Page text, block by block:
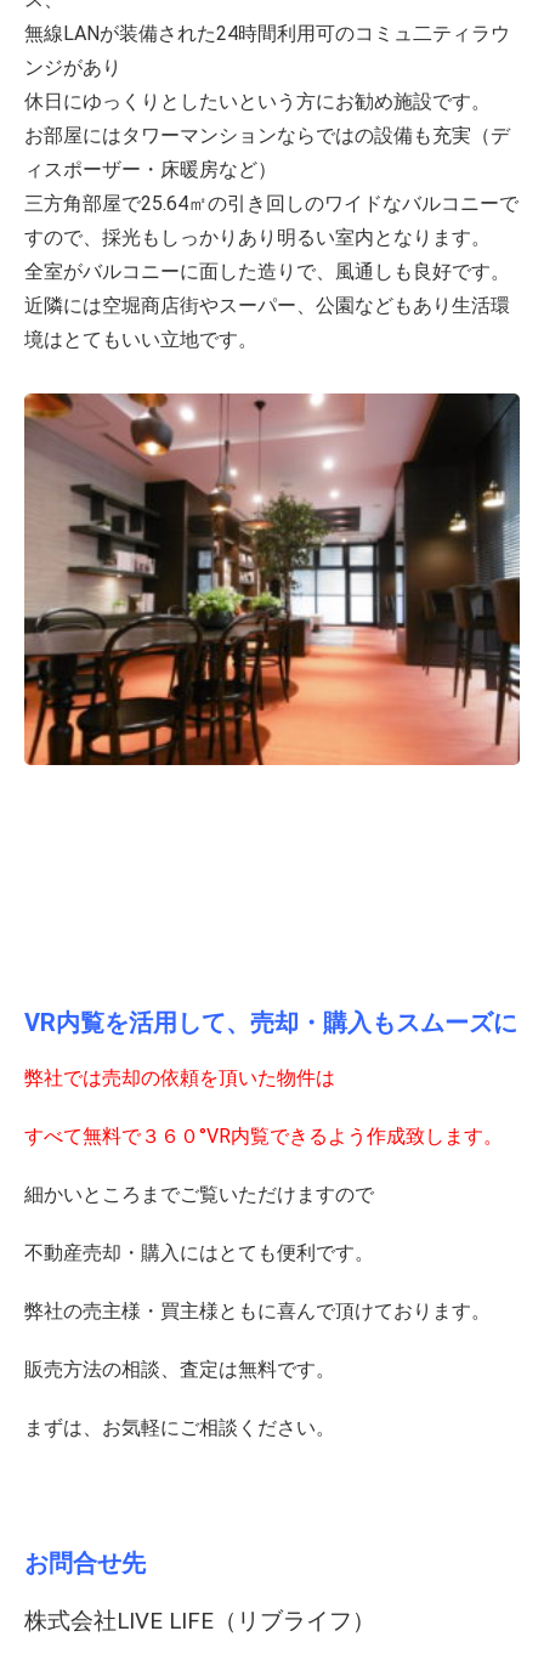
無線LANが装備された24時間利用可のコミュ二ティラウ
ンジがあり
休日にゆっくりとしたいという方にお勧め施設です。
お部屋にはタワーマンションならではの設備も充実（デ
ィスポーザー・床暖房など）
三方角部屋で25.64㎡の引き回しのワイドなバルコニーで
すので、採光もしっかりあり明るい室内となります。
全室がバルコニーに面した造りで、風通しも良好です。
近隣には空堀商店街やスーパー、公園などもあり生活環
境はとてもいい立地です。
VR内覧を活用して、売却・購入もスムーズに
弊社では売却の依頼を頂いた物件は
すべて無料で３６０°VR内覧できるよう作成致します。
細かいところまでご覧いただけますので
不動産売却・購入にはとても便利です。
弊社の売主様・買主様ともに喜んで頂けております。
販売方法の相談、査定は無料です。
まずは、お気軽にご相談ください。
お問合せ先
株式会社LIVE LIFE（リブライフ）